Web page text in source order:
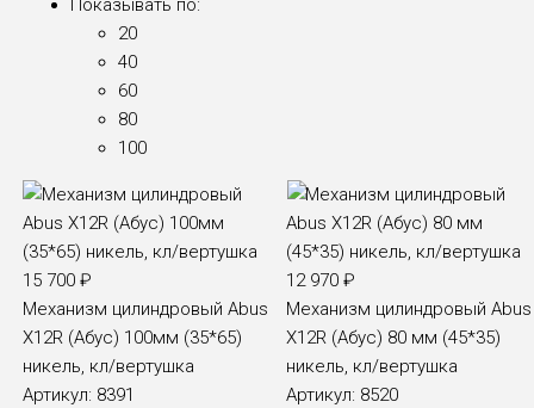
Показывать по:
20
40
60
80
100
15 700₽
Механизм цилиндровый Abus
X12R (Абус) 100мм (35*65)
никель, кл/вертушка
Артикул: 8391
12 970₽
Механизм цилиндровый Abus
X12R (Абус) 80 мм (45*35)
никель, кл/вертушка
Артикул: 8520